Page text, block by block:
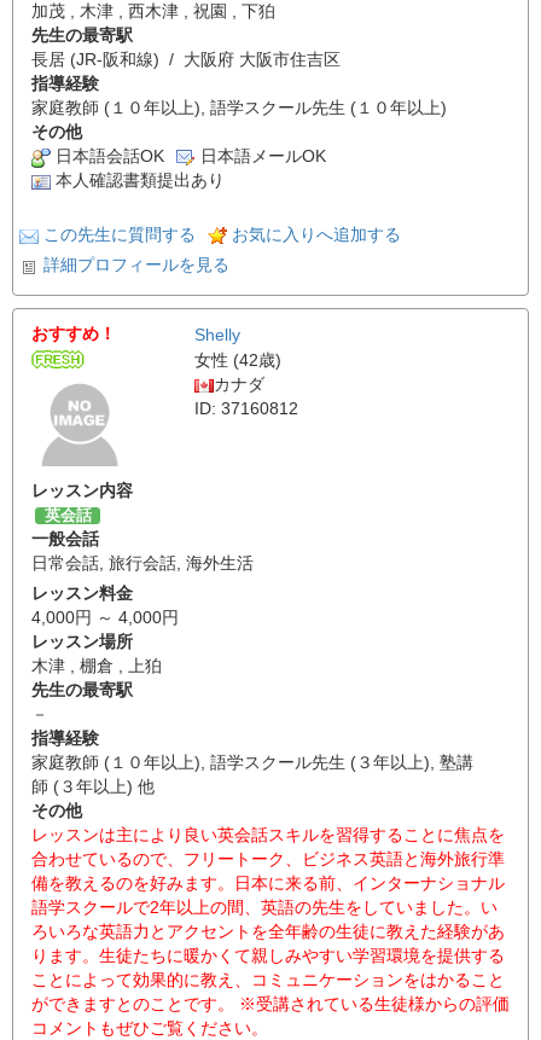
加茂 , 木津 , 西木津 , 祝園 , 下狛
先生の最寄駅
長居 (JR-阪和線) / 大阪府 大阪市住吉区
指導経験
家庭教師 (１０年以上), 語学スクール先生 (１０年以上)
その他
日本語会話OK
日本語メールOK
本人確認書類提出あり
この先生に質問する
お気に入りへ追加する
詳細プロフィールを見る
おすすめ！
Shelly
女性 (42歳)
カナダ
ID: 37160812
レッスン内容
英会話
一般会話
日常会話, 旅行会話, 海外生活
レッスン料金
4,000円 ～ 4,000円
レッスン場所
木津 , 棚倉 , 上狛
先生の最寄駅
－
指導経験
家庭教師 (１０年以上), 語学スクール先生 (３年以上), 塾講
師 (３年以上) 他
その他
レッスンは主により良い英会話スキルを習得することに焦点を
合わせているので、フリートーク、ビジネス英語と海外旅行準
備を教えるのを好みます。日本に来る前、インターナショナル
語学スクールで2年以上の間、英語の先生をしていました。い
ろいろな英語力とアクセントを全年齢の生徒に教えた経験があ
ります。生徒たちに暖かくて親しみやすい学習環境を提供する
ことによって効果的に教え、コミュニケーションをはかること
ができますとのことです。 ※受講されている生徒様からの評価
コメントもぜひご覧ください。